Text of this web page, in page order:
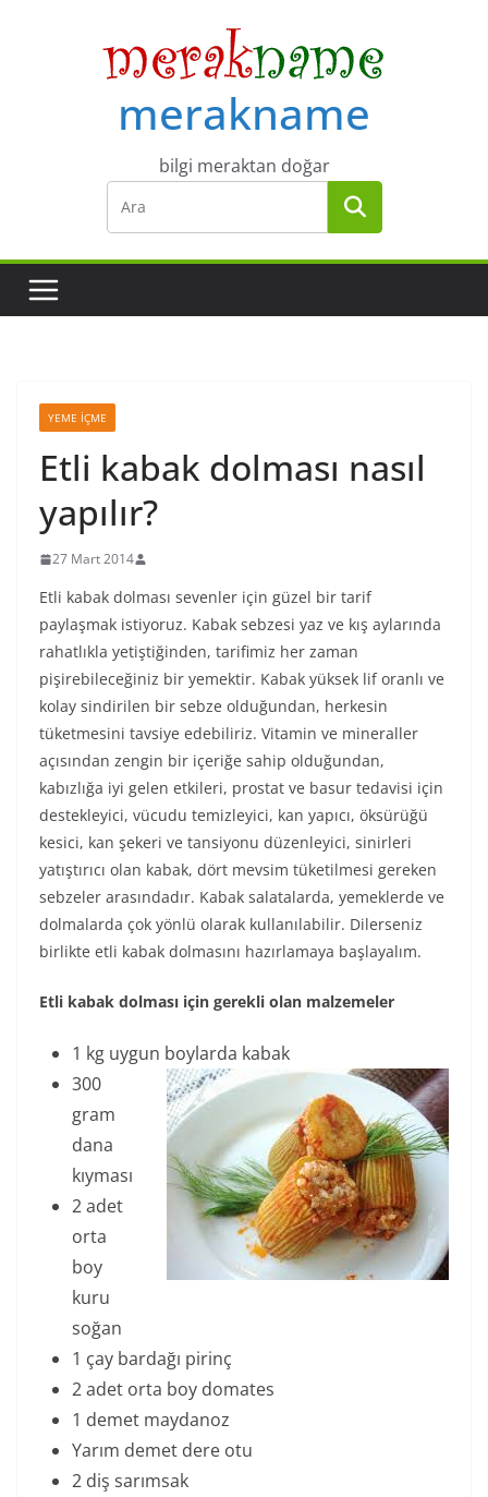
merakname
bilgi meraktan doğar
YEME İÇME
Etli kabak dolması nasıl
yapılır?
27 Mart 2014
Etli kabak dolması sevenler için güzel bir tarif
paylaşmak istiyoruz. Kabak sebzesi yaz ve kış aylarında
rahatlıkla yetiştiğinden, tarifimiz her zaman
pişirebileceğiniz bir yemektir. Kabak yüksek lif oranlı ve
kolay sindirilen bir sebze olduğundan, herkesin
tüketmesini tavsiye edebiliriz. Vitamin ve mineraller
açısından zengin bir içeriğe sahip olduğundan,
kabızlığa iyi gelen etkileri, prostat ve basur tedavisi için
destekleyici, vücudu temizleyici, kan yapıcı, öksürüğü
kesici, kan şekeri ve tansiyonu düzenleyici, sinirleri
yatıştırıcı olan kabak, dört mevsim tüketilmesi gereken
sebzeler arasındadır. Kabak salatalarda, yemeklerde ve
dolmalarda çok yönlü olarak kullanılabilir. Dilerseniz
birlikte etli kabak dolmasını hazırlamaya başlayalım.
Etli kabak dolması için gerekli olan malzemeler
1 kg uygun boylarda kabak
300
gram
dana
kıyması
2 adet
orta
boy
kuru
soğan
1 çay bardağı pirinç
2 adet orta boy domates
1 demet maydanoz
Yarım demet dere otu
2 diş sarımsak